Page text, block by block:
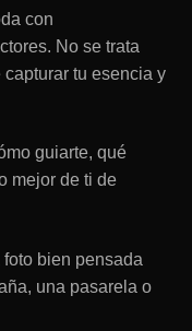
con
No se trata
tu esencia y
guiarte, qué
mejor de ti de
bien pensada
una pasarela o